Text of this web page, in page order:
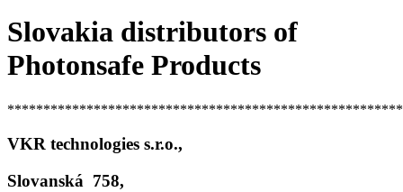
Slovakia distributors of
Photonsafe Products
*******************************************************
VKR technologies s.r.o.,
Slovanská 758,